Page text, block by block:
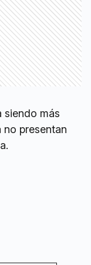
siendo más
presentan